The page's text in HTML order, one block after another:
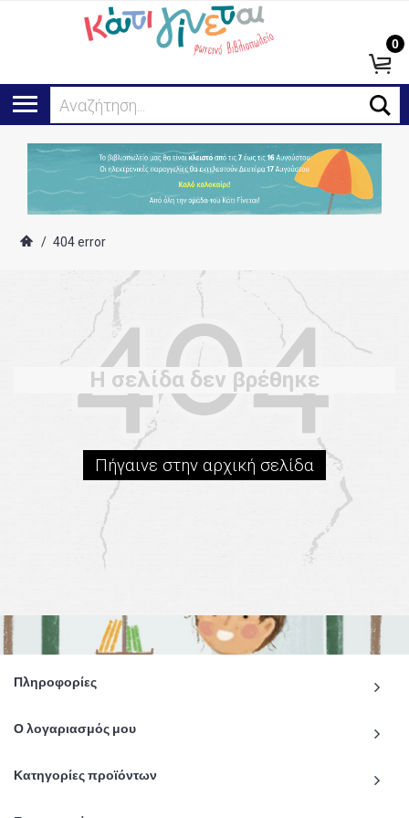
Αναζήτηση...
0
/ 404 error
Η σελίδα δεν βρέθηκε
Πήγαινε στην αρχική σελίδα
Πληροφορίες
Ο λογαριασμός μου
Κατηγορίες προϊόντων